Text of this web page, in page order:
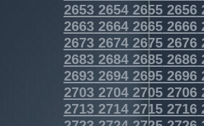
2653265426552656
2663266426652666
2673267426752676
2683268426852686
2693269426952696
2703270427052706
2713271427152716